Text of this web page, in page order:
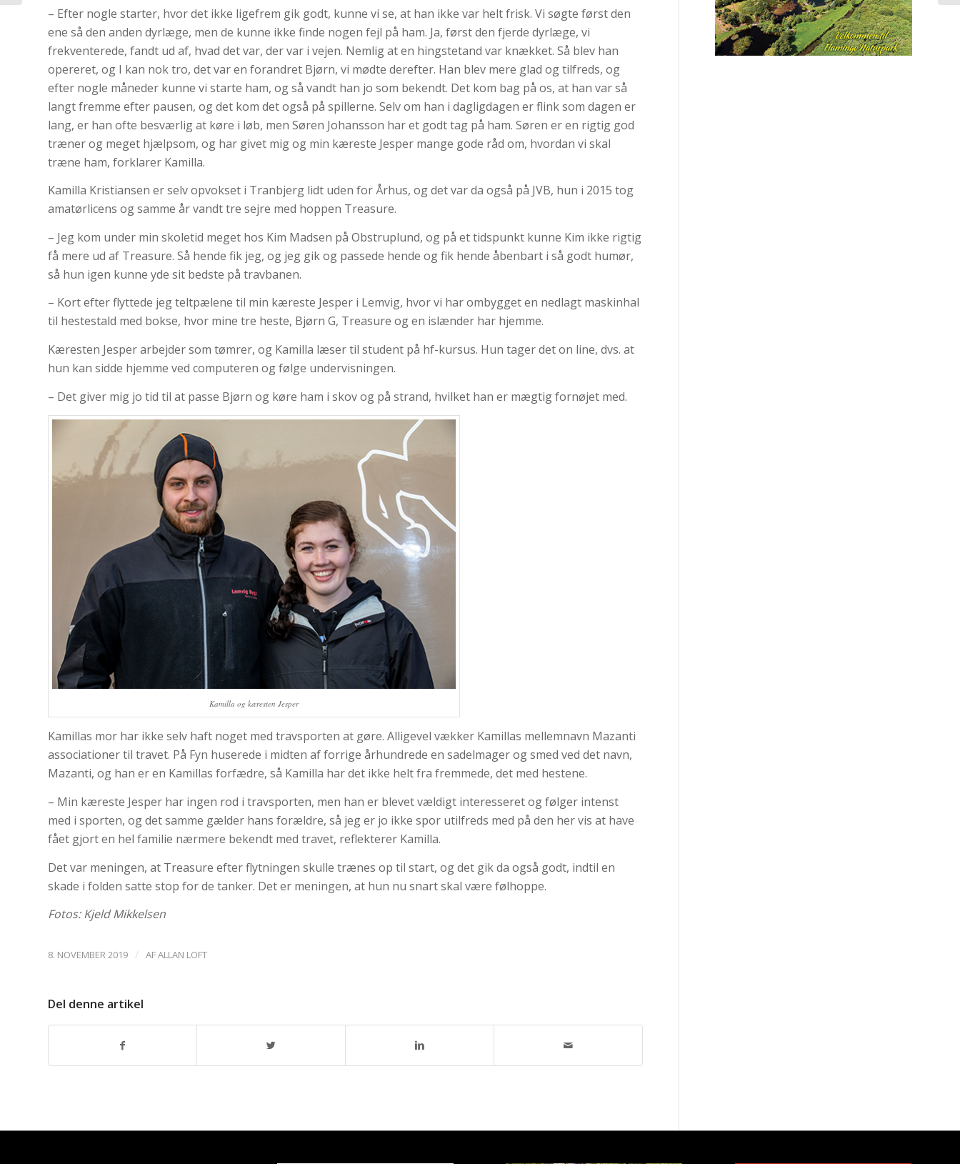
– Efter nogle starter, hvor det ikke ligefrem gik godt, kunne vi se, at han ikke var helt frisk. Vi søgte først den
ene så den anden dyrlæge, men de kunne ikke finde nogen fejl på ham. Ja, først den fjerde dyrlæge, vi
frekventerede, fandt ud af, hvad det var, der var i vejen. Nemlig at en hingstetand var knækket. Så blev han
opereret, og I kan nok tro, det var en forandret Bjørn, vi mødte derefter. Han blev mere glad og tilfreds, og
efter nogle måneder kunne vi starte ham, og så vandt han jo som bekendt. Det kom bag på os, at han var så
langt fremme efter pausen, og det kom det også på spillerne. Selv om han i dagligdagen er flink som dagen er
lang, er han ofte besværlig at køre i løb, men Søren Johansson har et godt tag på ham. Søren er en rigtig god
træner og meget hjælpsom, og har givet mig og min kæreste Jesper mange gode råd om, hvordan vi skal
træne ham, forklarer Kamilla.
Kamilla Kristiansen er selv opvokset i Tranbjerg lidt uden for Århus, og det var da også på JVB, hun i 2015 tog
amatørlicens og samme år vandt tre sejre med hoppen Treasure.
– Jeg kom under min skoletid meget hos Kim Madsen på Obstruplund, og på et tidspunkt kunne Kim ikke rigtig
få mere ud af Treasure. Så hende fik jeg, og jeg gik og passede hende og fik hende åbenbart i så godt humør,
så hun igen kunne yde sit bedste på travbanen.
– Kort efter flyttede jeg teltpælene til min kæreste Jesper i Lemvig, hvor vi har ombygget en nedlagt maskinhal
til hestestald med bokse, hvor mine tre heste, Bjørn G, Treasure og en islænder har hjemme.
Kæresten Jesper arbejder som tømrer, og Kamilla læser til student på hf-kursus. Hun tager det on line, dvs. at
hun kan sidde hjemme ved computeren og følge undervisningen.
– Det giver mig jo tid til at passe Bjørn og køre ham i skov og på strand, hvilket han er mægtig fornøjet med.
Kamilla og kæresten Jesper
Kamillas mor har ikke selv haft noget med travsporten at gøre. Alligevel vækker Kamillas mellemnavn Mazanti
associationer til travet. På Fyn huserede i midten af forrige århundrede en sadelmager og smed ved det navn,
Mazanti, og han er en Kamillas forfædre, så Kamilla har det ikke helt fra fremmede, det med hestene.
– Min kæreste Jesper har ingen rod i travsporten, men han er blevet vældigt interesseret og følger intenst
med i sporten, og det samme gælder hans forældre, så jeg er jo ikke spor utilfreds med på den her vis at have
fået gjort en hel familie nærmere bekendt med travet, reflekterer Kamilla.
Det var meningen, at Treasure efter flytningen skulle trænes op til start, og det gik da også godt, indtil en
skade i folden satte stop for de tanker. Det er meningen, at hun nu snart skal være følhoppe.
Fotos: Kjeld Mikkelsen
8. NOVEMBER 2019 / AFALLAN LOFT
Del denne artikel